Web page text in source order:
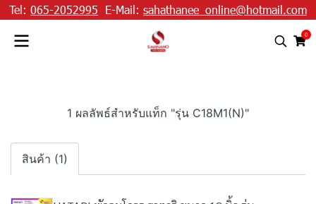
Tel: 065-2052995 E-Mail: sahathanee_online@hotmail.com
0
1 ผลลัพธ์สำหรับแท็ก "รุ่น C18M1(N)"
สินค้า (1)